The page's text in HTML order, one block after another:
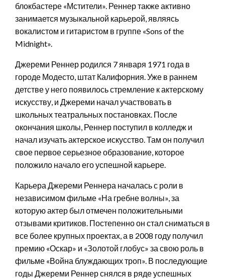
блокбастере «Мстители». Реннер также активно
занимается музыкальной карьерой, являясь
вокалистом и гитаристом в группе «Sons of the
Midnight».
Джереми Реннер родился 7 января 1971 года в
городе Модесто, штат Калифорния. Уже в раннем
детстве у него появилось стремление к актерскому
искусству, и Джереми начал участвовать в
школьных театральных постановках. После
окончания школы, Реннер поступил в колледж и
начал изучать актерское искусство. Там он получил
свое первое серьезное образование, которое
положило начало его успешной карьере.
Карьера Джереми Реннера началась с роли в
независимом фильме «На гребне волны», за
которую актер был отмечен положительными
отзывами критиков. Постепенно он стал сниматься в
все более крупных проектах, а в 2008 году получил
премию «Оскар» и «Золотой глобус» за свою роль в
фильме «Война блуждающих троп». В последующие
годы Джереми Реннер снялся в ряде успешных